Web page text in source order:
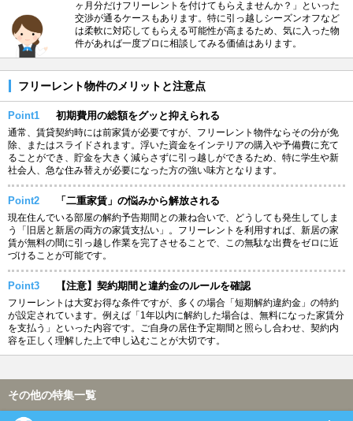
ヶ月分だけフリーレントを付けてもらえませんか？」といった
交渉が通るケースもあります。特に引っ越しシーズンオフなど
は柔軟に対応してもらえる可能性が高まるため、気に入った物
件があれば一度プロに相談してみる価値はあります。
フリーレント物件のメリットと注意点
Point1 初期費用の総額をグッと抑えられる
通常、賃貸契約時には前家賃が必要ですが、フリーレント物件ならその分が免
除、またはスライドされます。浮いた資金をインテリアの購入や予備費に充て
ることができ、貯金を大きく減らさずに引っ越しができるため、特に学生や新
社会人、急な住み替えが必要になった方の強い味方となります。
Point2 「二重家賃」の悩みから解放される
現在住んでいる部屋の解約予告期間との兼ね合いで、どうしても発生してしま
う「旧居と新居の両方の家賃支払い」。フリーレントを利用すれば、新居の家
賃が無料の間に引っ越し作業を完了させることで、この無駄な出費をゼロに近
づけることが可能です。
Point3 【注意】契約期間と違約金のルールを確認
フリーレントは大変お得な条件ですが、多くの場合「短期解約違約金」の特約
が設定されています。例えば「1年以内に解約した場合は、無料になった家賃分
を支払う」といった内容です。ご自身の居住予定期間と照らし合わせ、契約内
容を正しく理解した上で申し込むことが大切です。
その他の特集一覧